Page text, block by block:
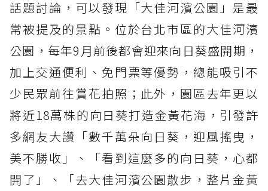
話題討論，可以發現「大佳河濱公園」是最
常被提及的景點。位於台北市區的大佳河濱
公園，每年9月前後都會迎來向日葵盛開期，
加上交通便利、免門票等優勢，總能吸引不
少民眾前往賞花拍照；此外，園區去年更以
將近18萬株的向日葵打造金黃花海，引發許
多網友大讚「數千萬朵向日葵，迎風搖曳，
美不勝收」、「看到這麼多的向日葵，心都
開了」、「去大佳河濱公園散步，整片金黃